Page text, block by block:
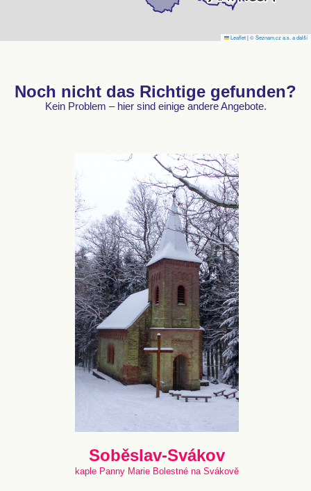
Leaflet|© Seznam.cz a.s. a další
Noch nicht das Richtige gefunden?
Kein Problem – hier sind einige andere Angebote.
Soběslav-Svákov
kaple Panny Marie Bolestné na Svákově